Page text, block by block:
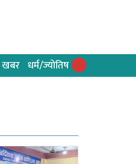
खबर धर्म/ज्योतिष